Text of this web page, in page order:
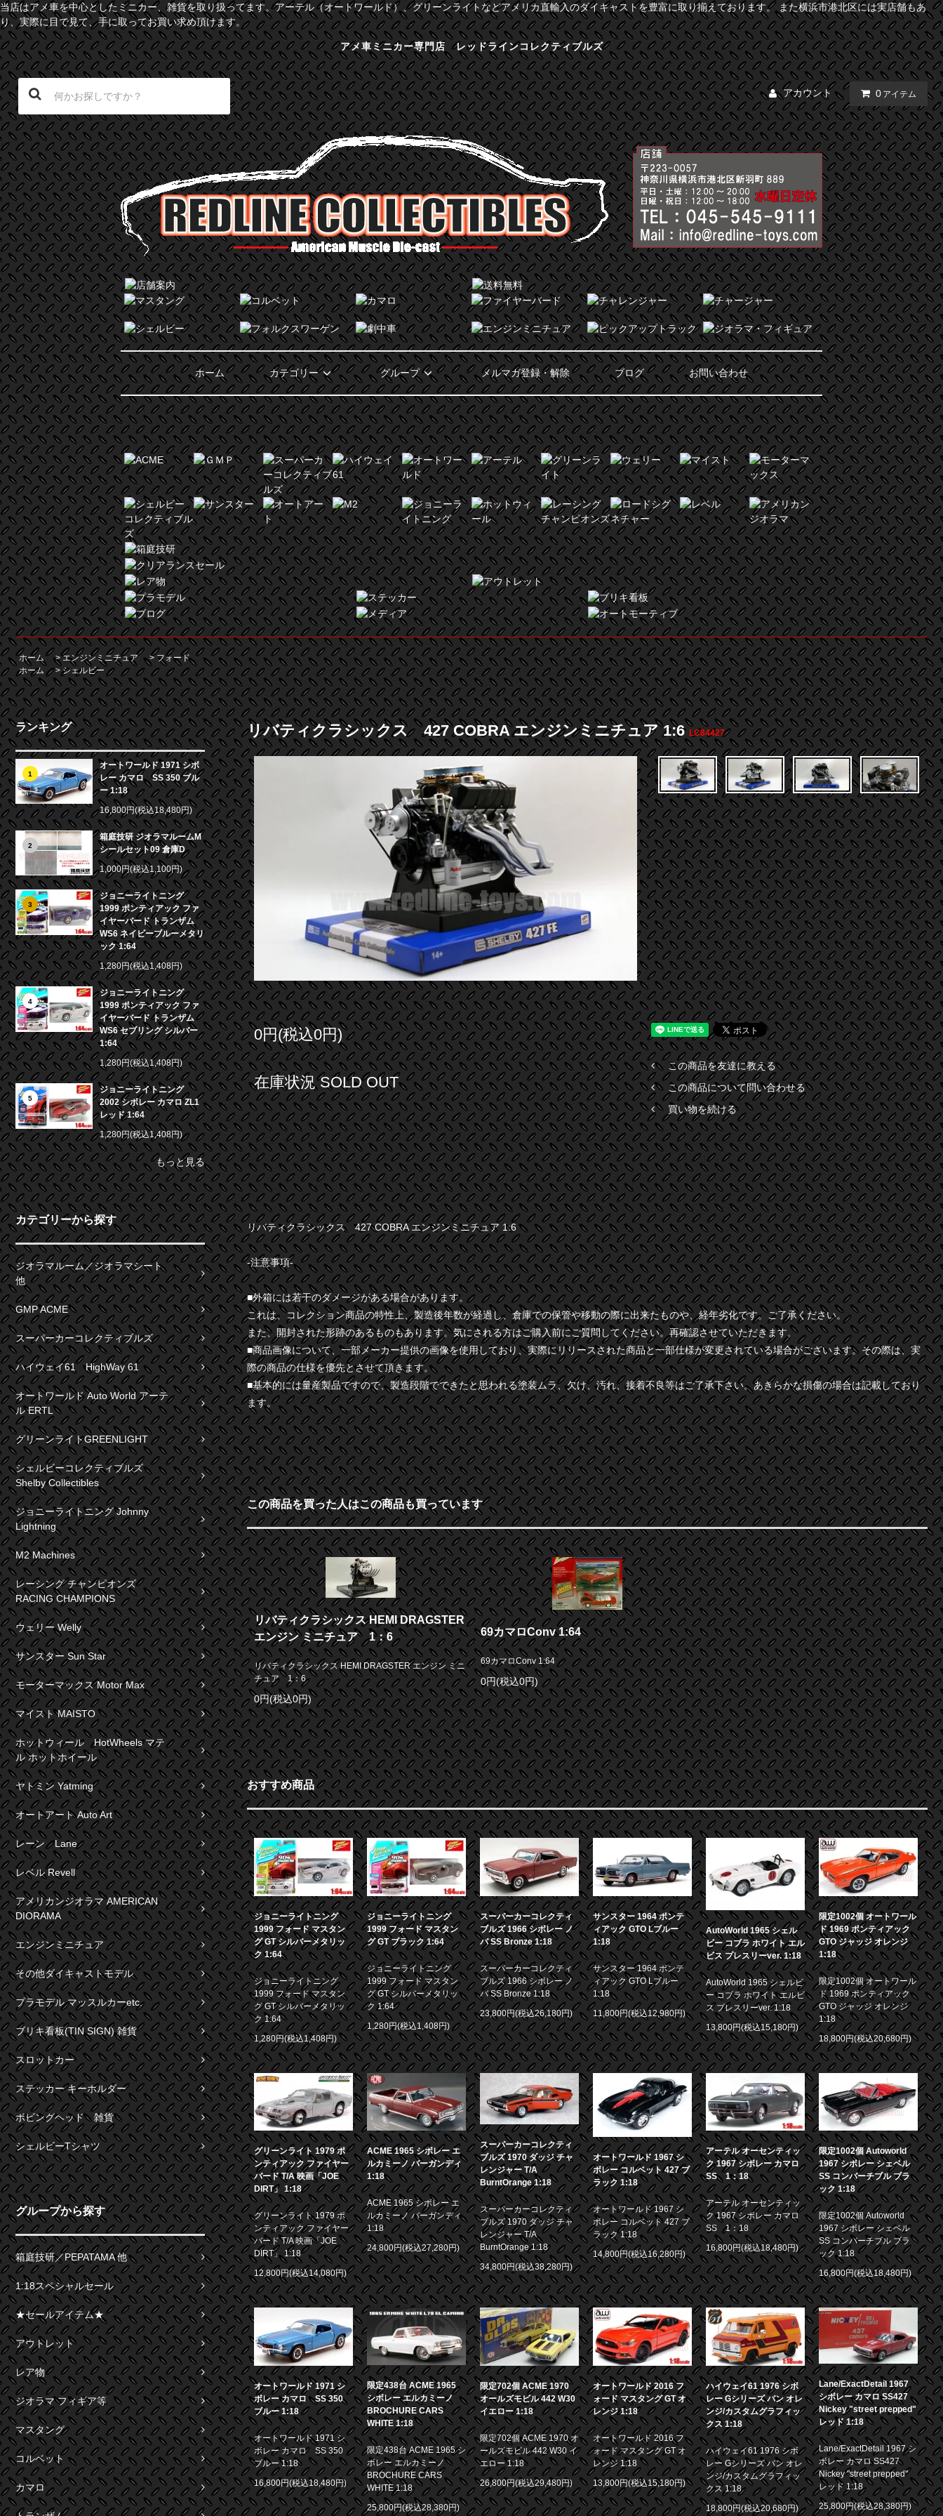
当店はアメ車を中心としたミニカー、雑貨を取り扱ってます。アーテル（オートワールド）、グリーンライトなどアメリカ直輸入のダイキャストを豊富に取り揃えております。 また横浜市港北区には実店舗もあ
り、実際に目で見て、手に取ってお買い求め頂けます。
アメ車ミニカー専門店 レッドラインコレクティブルズ
アカウント 0 アイテム
ホーム カテゴリー グループ メルマガ登録・解除 ブログ お問い合わせ
ホーム >エンジンミニチュア > フォード
ホーム
>シェルビー
ランキング
1
オートワールド 1971 シボ
レー カマロ SS 350 ブル
ー 1:18
16,800円(税込18,480円)
2
箱庭技研 ジオラマルームM
シールセット09 倉庫D
1,000円(税込1,100円)
3
ジョニーライトニング
1999 ポンティアック ファ
イヤーバード トランザム
WS6 ネイビーブルーメタリ
ック 1:64
1,280円(税込1,408円)
4
ジョニーライトニング
1999 ポンティアック ファ
イヤーバード トランザム
WS6 セブリング シルバー
1:64
1,280円(税込1,408円)
5
ジョニーライトニング
2002 シボレー カマロ ZL1
レッド 1:64
1,280円(税込1,408円)
もっと見る
カテゴリーから探す
ジオラマルーム／ジオラマシート
他
GMP ACME
スーパーカーコレクティブルズ
ハイウェイ61 HighWay 61
オートワールド Auto World アーテ
ル ERTL
グリーンライトGREENLIGHT
シェルビーコレクティブルズ
Shelby Collectibles
ジョニーライトニング Johnny
Lightning
M2 Machines
レーシング チャンピオンズ
RACING CHAMPIONS
ウェリー Welly
サンスター Sun Star
モーターマックス Motor Max
マイスト MAISTO
ホットウィール HotWheels マテ
ル ホットホイール
ヤトミン Yatming
オートアート Auto Art
レーン Lane
レベル Revell
アメリカンジオラマ AMERICAN
DIORAMA
エンジンミニチュア
その他ダイキャストモデル
プラモデル マッスルカーetc.
ブリキ看板(TIN SIGN) 雑貨
スロットカー
ステッカー キーホルダー
ボビングヘッド 雑貨
シェルビーTシャツ
グループから探す
箱庭技研／PEPATAMA 他
1:18スペシャルセール
★セールアイテム★
アウトレット
レア物
ジオラマ フィギア等
マスタング
コルベット
カマロ
リバティクラシックス 427 COBRA エンジンミニチュア 1:6LC84427
0円(税込0円)
在庫状況 SOLD OUT
この商品を友達に教える
この商品について問い合わせる
買い物を続ける
リバティクラシックス 427 COBRA エンジンミニチュア 1:6
-注意事項-
■外箱には若干のダメージがある場合があります。
これは、コレクション商品の特性上、製造後年数が経過し、倉庫での保管や移動の際に出来たものや、経年劣化です。ご了承ください。
また、開封された形跡のあるものもあります。気にされる方はご購入前にご質問してください。再確認させていただきます。
■商品画像について、一部メーカー提供の画像を使用しており、実際にリリースされた商品と一部仕様が変更されている場合がございます。その際は、実
際の商品の仕様を優先とさせて頂きます。
■基本的には量産製品ですので、製造段階でできたと思われる塗装ムラ、欠け、汚れ、接着不良等はご了承下さい。あきらかな損傷の場合は記載しており
ます。
この商品を買った人はこの商品も買っています
リバティクラシックス HEMI DRAGSTER
エンジン ミニチュア 1：6
リバティクラシックス HEMI DRAGSTER エンジン ミニ
チュア 1：6
0円(税込0円)
69カマロConv 1:64
69カマロConv 1:64
0円(税込0円)
おすすめ商品
ジョニーライトニング
1999 フォード マスタン
グ GT シルバーメタリッ
ク 1:64
ジョニーライトニング
1999 フォード マスタン
グ GT シルバーメタリッ
ク 1:64
1,280円(税込1,408円)
ジョニーライトニング
1999 フォード マスタン
グ GT ブラック 1:64
ジョニーライトニング
1999 フォード マスタン
グ GT シルバーメタリッ
ク 1:64
1,280円(税込1,408円)
スーパーカーコレクティ
ブルズ 1966 シボレー ノ
バ SS Bronze 1:18
スーパーカーコレクティ
ブルズ 1966 シボレー ノ
バ SS Bronze 1:18
23,800円(税込26,180円)
サンスター 1964 ポンテ
ィアック GTO Lブルー
1:18
サンスター 1964 ポンテ
ィアック GTO Lブルー
1:18
11,800円(税込12,980円)
AutoWorld 1965 シェル
ビー コブラ ホワイト エル
ビス プレスリーver. 1:18
AutoWorld 1965 シェルビ
ー コブラ ホワイト エルビ
ス プレスリーver. 1:18
13,800円(税込15,180円)
限定1002個 オートワール
ド 1969 ポンティアック
GTO ジャッジ オレンジ
1:18
限定1002個 オートワール
ド 1969 ポンティアック
GTO ジャッジ オレンジ
1:18
18,800円(税込20,680円)
グリーンライト 1979 ポ
ンティアック ファイヤー
バード T/A 映画「JOE
DIRT」 1:18
グリーンライト 1979 ポ
ンティアック ファイヤー
バード T/A 映画「JOE
DIRT」 1:18
12,800円(税込14,080円)
ACME 1965 シボレー エ
ルカミーノ バーガンディ
1:18
ACME 1965 シボレー エ
ルカミーノ バーガンディ
1:18
24,800円(税込27,280円)
スーパーカーコレクティ
ブルズ 1970 ダッジ チャ
レンジャー T/A
BurntOrange 1:18
スーパーカーコレクティ
ブルズ 1970 ダッジ チャ
レンジャー T/A
BurntOrange 1:18
34,800円(税込38,280円)
オートワールド 1967 シ
ボレー コルベット 427 ブ
ラック 1:18
オートワールド 1967 シ
ボレー コルベット 427 ブ
ラック 1:18
14,800円(税込16,280円)
アーテル オーセンティッ
ク 1967 シボレー カマロ
SS 1：18
アーテル オーセンティッ
ク 1967 シボレー カマロ
SS 1：18
16,800円(税込18,480円)
限定1002個 Autoworld
1967 シボレー シェベル
SS コンバーチブル ブラ
ック 1:18
限定1002個 Autoworld
1967 シボレー シェベル
SS コンバーチブル ブラ
ック 1:18
16,800円(税込18,480円)
オートワールド 1971 シ
ボレー カマロ SS 350
ブルー 1:18
オートワールド 1971 シ
ボレー カマロ SS 350
ブルー 1:18
16,800円(税込18,480円)
限定438台 ACME 1965
シボレー エルカミーノ
BROCHURE CARS
WHITE 1:18
限定438台 ACME 1965 シ
ボレー エルカミーノ
BROCHURE CARS
WHITE 1:18
25,800円(税込28,380円)
限定702個 ACME 1970
オールズモビル 442 W30
イエロー 1:18
限定702個 ACME 1970 オ
ールズモビル 442 W30 イ
エロー 1:18
26,800円(税込29,480円)
オートワールド 2016 フ
ォード マスタング GT オ
レンジ 1:18
オートワールド 2016 フ
ォード マスタング GT オ
レンジ 1:18
13,800円(税込15,180円)
ハイウェイ61 1976 シボ
レー Gシリーズ バン オレ
ンジ/カスタムグラフィッ
クス 1:18
ハイウェイ61 1976 シボ
レー Gシリーズ バン オレ
ンジ/カスタムグラフィッ
クス 1:18
18,800円(税込20,680円)
Lane/ExactDetail 1967
シボレー カマロ SS427
Nickey "street prepped"
レッド 1:18
Lane/ExactDetail 1967 シ
ボレー カマロ SS427
Nickey "street prepped"
レッド 1:18
25,800円(税込28,380円)